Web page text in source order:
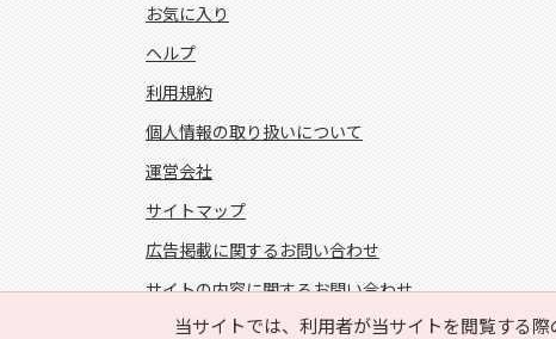
当サイトでは、利用者が当サイトを閲覧する
お気に入り
ヘルプ
利用規約
個人情報の取り扱いについて
運営会社
サイトマップ
広告掲載に関するお問い合わせ
サイトの内容に関するお問い合わせ